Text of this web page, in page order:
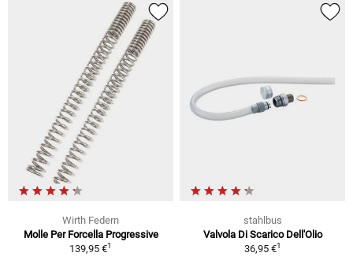
Wirth Federn
Molle Per Forcella Progressive
139,95 €1
stahlbus
Valvola Di Scarico Dell'Olio
36,95 €1